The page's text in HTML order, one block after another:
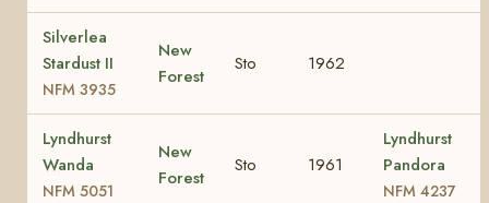
Silverlea
Stardust II
NFM 3935
New
Forest
Sto 1962
Lyndhurst
Wanda
NFM 5051
New
Forest
Sto 1961
Lyndhurst
Pandora
NFM 4237